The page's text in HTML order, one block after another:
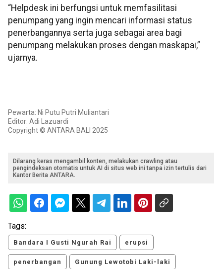
“Helpdesk ini berfungsi untuk memfasilitasi
penumpang yang ingin mencari informasi status
penerbangannya serta juga sebagai area bagi
penumpang melakukan proses dengan maskapai,”
ujarnya.
Pewarta: Ni Putu Putri Muliantari
Editor: Adi Lazuardi
Copyright © ANTARA BALI 2025
Dilarang keras mengambil konten, melakukan crawling atau
pengindeksan otomatis untuk AI di situs web ini tanpa izin tertulis dari
Kantor Berita ANTARA.
Tags:
Bandara I Gusti Ngurah Rai erupsi
penerbangan Gunung Lewotobi Laki-laki